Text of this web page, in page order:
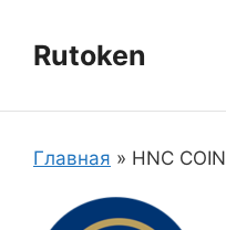
содержимому
Rutoken
Главная » HNC COIN